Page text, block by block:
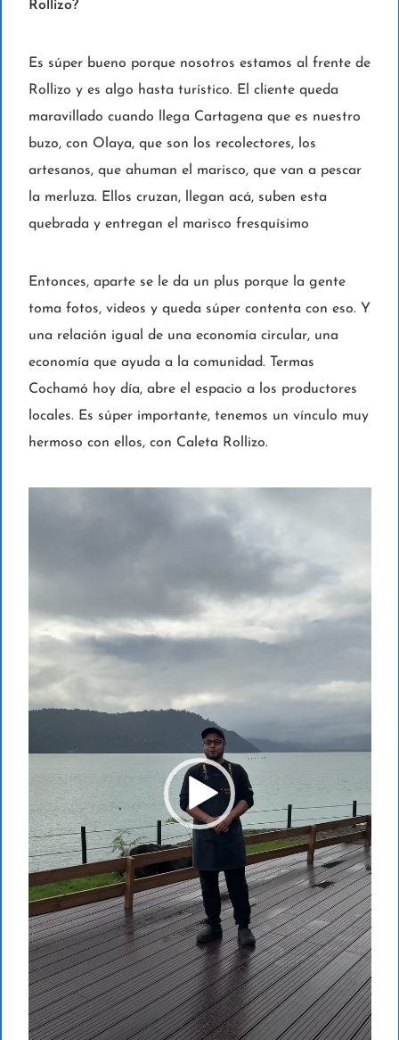
Rollizo?
Es súper bueno porque nosotros estamos al frente de
Rollizo y es algo hasta turístico. El cliente queda
maravillado cuando llega Cartagena que es nuestro
buzo, con Olaya, que son los recolectores, los
artesanos, que ahuman el marisco, que van a pescar
la merluza. Ellos cruzan, llegan acá, suben esta
quebrada y entregan el marisco fresquísimo
Entonces, aparte se le da un plus porque la gente
toma fotos, videos y queda súper contenta con eso. Y
una relación igual de una economía circular, una
economía que ayuda a la comunidad. Termas
Cochamó hoy día, abre el espacio a los productores
locales. Es súper importante, tenemos un vínculo muy
hermoso con ellos, con Caleta Rollizo.
c
t
d
e
v
í
d
e
o